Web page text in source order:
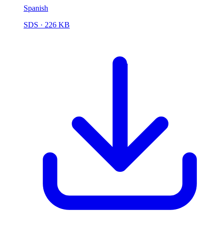
Spanish
SDS · 226 KB